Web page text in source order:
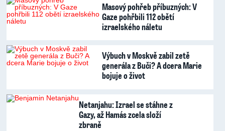
Masový pohřeb příbuzných: V
Gaze pohřbili 112 obětí
izraelského náletu
Výbuch v Moskvě zabil zetě
generála z Buči? A dcera Marie
bojuje o život
Netanjahu: Izrael se stáhne z
Gazy, až Hamás zcela složí
zbraně